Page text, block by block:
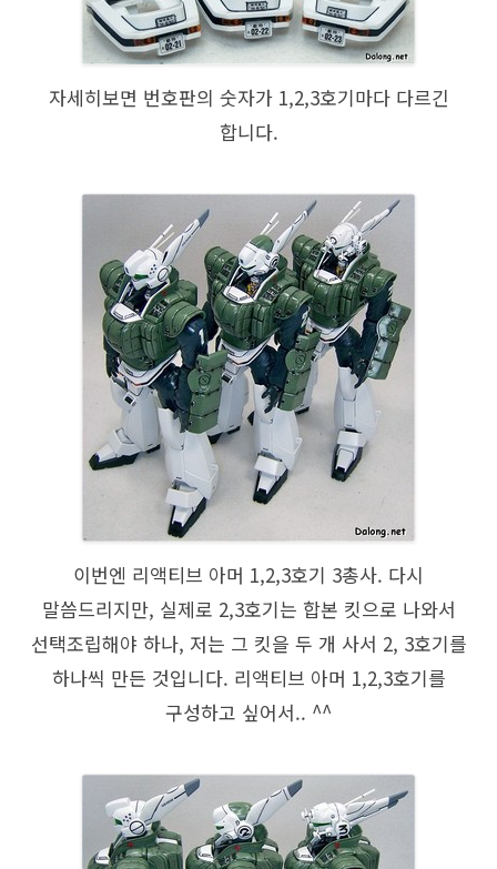
자세히보면 번호판의 숫자가 1,2,3호기마다 다르긴
합니다.
이번엔 리액티브 아머 1,2,3호기 3총사. 다시
말씀드리지만, 실제로 2,3호기는 합본 킷으로 나와서
선택조립해야 하나, 저는 그 킷을 두 개 사서 2, 3호기를
하나씩 만든 것입니다. 리액티브 아머 1,2,3호기를
구성하고 싶어서.. ^^